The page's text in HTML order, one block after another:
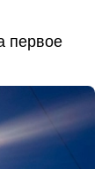
первое